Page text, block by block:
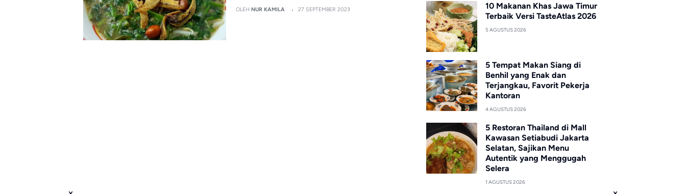
OLEH NUR KAMILA 27 SEPTEMBER 2023
10 Makanan Khas Jawa Timur
Terbaik Versi TasteAtlas 2026
5 AGUSTUS 2026
5 Tempat Makan Siang di
Benhil yang Enak dan
Terjangkau, Favorit Pekerja
Kantoran
4 AGUSTUS 2026
5 Restoran Thailand di Mall
Kawasan Setiabudi Jakarta
Selatan, Sajikan Menu
Autentik yang Menggugah
Selera
1 AGUSTUS 2026